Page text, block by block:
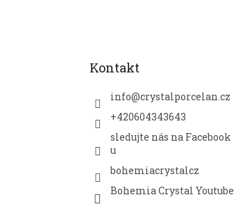
Kontakt
info@crystalporcelan.cz
+420604343643
sledujte nás na Facebook
u
bohemiacrystalcz
Bohemia Crystal Youtube